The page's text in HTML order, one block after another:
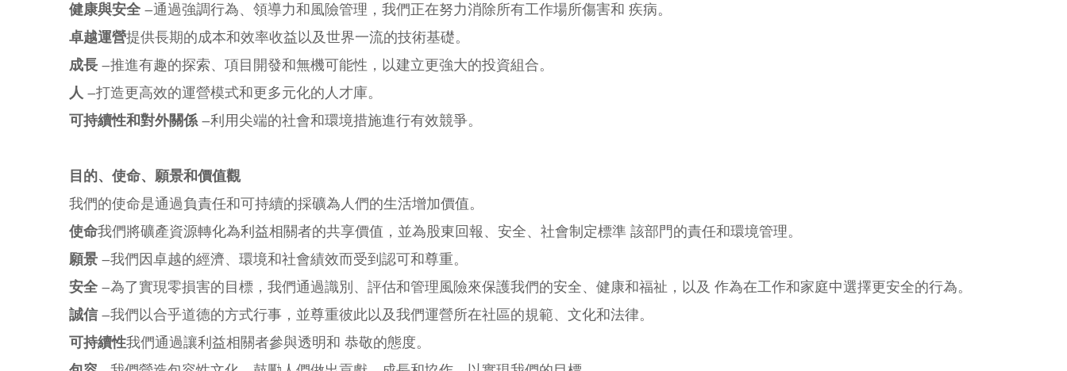
健康與安全 –通過強調行為、領導力和風險管理，我們正在努力消除所有工作場所傷害和 疾病。
卓越運營提供長期的成本和效率收益以及世界一流的技術基礎。
成長 –推進有趣的探索、項目開發和無機可能性，以建立更強大的投資組合。
人 –打造更高效的運營模式和更多元化的人才庫。
可持續性和對外關係–利用尖端的社會和環境措施進行有效競爭。
目的、使命、願景和價值觀
我們的使命是通過負責任和可持續的採礦為人們的生活增加價值。
使命我們將礦產資源轉化為利益相關者的共享價值，並為股東回報、安全、社會制定標準 該部門的責任和環境管理。
願景 –我們因卓越的經濟、環境和社會績效而受到認可和尊重。
安全 –為了實現零損害的目標，我們通過識別、評估和管理風險來保護我們的安全、健康和福祉，以及 作為在工作和家庭中選擇更安全的行為。
誠信–我們以合乎道德的方式行事，並尊重彼此以及我們運營所在社區的規範、文化和法律。
可持續性我們通過讓利益相關者參與透明和 恭敬的態度。